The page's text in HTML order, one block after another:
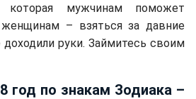
которая мужчинам поможет
– взяться за давние
руки. Займитесь своим
год по знакам Зодиака –